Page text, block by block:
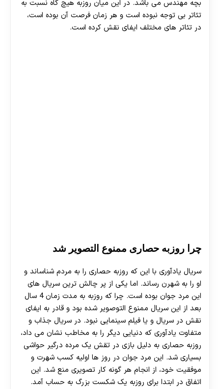
بچه مهندس می باشد. در این میان روزبه هیچ گاه نسبت به
تئاتر بی توجه نبوده است و هر زمان فرصت آن بوده است،
در تئاتر های مختلف ایفای نقش کرده است.
چرا روزبه حصاری ممنوع التصویر شد
سریال یادآوری با این که روزبه حصاری را به مردم شناساند و
او را به شهرن رساند. اما یکی از پر چالش ترین سریال های
این مرد جوان بوده است. چرا که روزبه به مدت زمان 4 سال
بعد از این سریال ممنوع التوصویر شده بود و قادر به ایفای
نقش در سریال و یا فیلم سینمایی نبود. در سریال جذاب و
متفاوت یادآوری که دنیایی دیگر را به مخاطب نشان می داد،
روزبه حصاری به دلیل بازی در تقش یک مرده درگیر حواشی
بسیاری شد. این مرد جوان در روز ها اولیه کسب شهرت و
موفقیت خود، از انجام هر گونه کار تصویری منع شد. این
اتفاق در ابتدا برای روزبه یک شکست بزرگ به حساب آمد.